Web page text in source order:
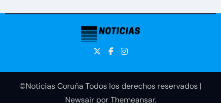
©Noticias Coruña Todos los derechos reservados |
NewsairporThemeansar.